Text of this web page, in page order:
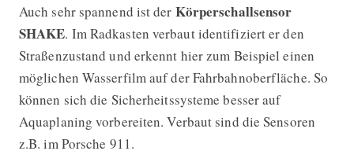
Auch sehr spannend ist der Körperschallsensor
SHAKE. Im Radkasten verbaut identifiziert er den
Straßenzustand und erkennt hier zum Beispiel einen
möglichen Wasserfilm auf der Fahrbahnoberfläche. So
können sich die Sicherheitssysteme besser auf
Aquaplaning vorbereiten. Verbaut sind die Sensoren
z.B. im Porsche 911.